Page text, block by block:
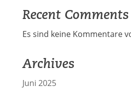
Recent Comments
Es sind keine Kommentare
Archives
Juni 2025